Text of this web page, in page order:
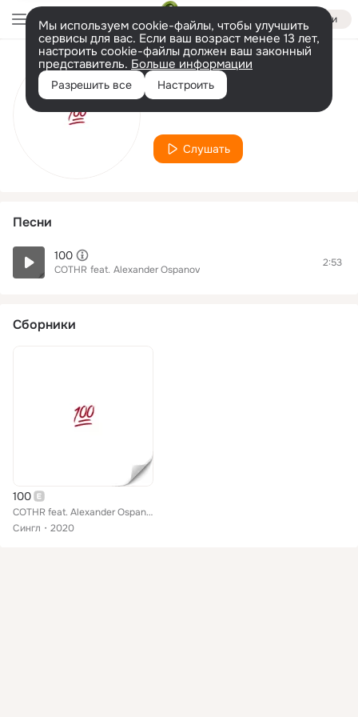
Войти
Мы используем cookie-файлы, чтобы улучшить
сервисы для вас. Если ваш возраст менее 13 лет,
настроить cookie-файлы должен ваш законный
представитель. Больше информации
Разрешить все Настроить
Исполнитель
COTHR
Слушать
Песни
100
COTHR feat. Alexander Ospanov
2:53
Сборники
100
COTHR feat. Alexander Ospanov
Сингл
2020